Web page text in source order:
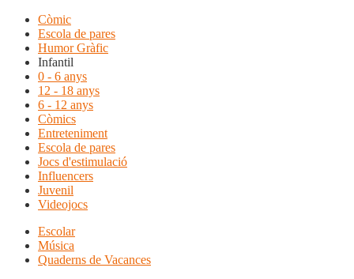
Còmic
Escola de pares
Humor Gràfic
Infantil
0 - 6 anys
12 - 18 anys
6 - 12 anys
Còmics
Entreteniment
Escola de pares
Jocs d'estimulació
Influencers
Juvenil
Videojocs
Escolar
Música
Quaderns de Vacances